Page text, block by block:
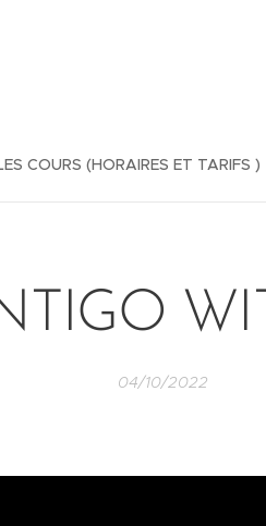
COURS (HORAIRES ET TARIFS )
04/10/2022